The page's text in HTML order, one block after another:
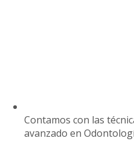
Contamos con las
avanzado en